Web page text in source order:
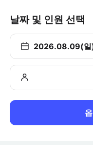
날짜 및 인원 선택
2026.08.09(일